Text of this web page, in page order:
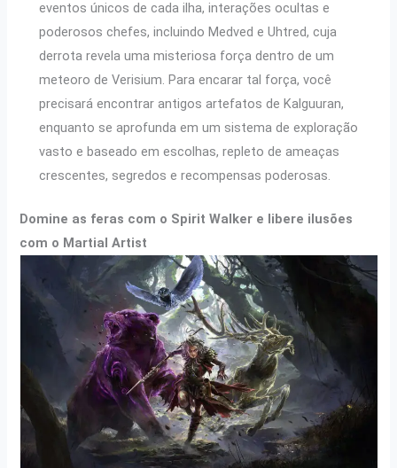
eventos únicos de cada ilha, interações ocultas e
poderosos chefes, incluindo Medved e Uhtred, cuja
derrota revela uma misteriosa força dentro de um
meteoro de Verisium. Para encarar tal força, você
precisará encontrar antigos artefatos de Kalguuran,
enquanto se aprofunda em um sistema de exploração
vasto e baseado em escolhas, repleto de ameaças
crescentes, segredos e recompensas poderosas.
Domine as feras com o Spirit Walker e libere ilusões
com o Martial Artist